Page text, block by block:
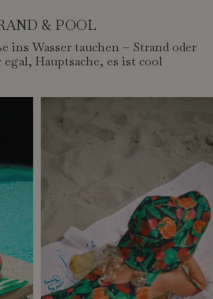
& POOL
ins Wasser tauchen – Strand oder
Hauptsache, es ist cool